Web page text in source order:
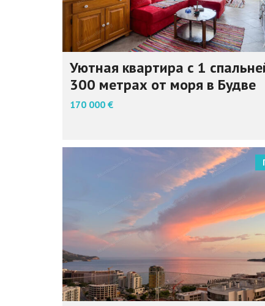
Уютная квартира с 1
300 метрах от моря в Будве
170 000 €